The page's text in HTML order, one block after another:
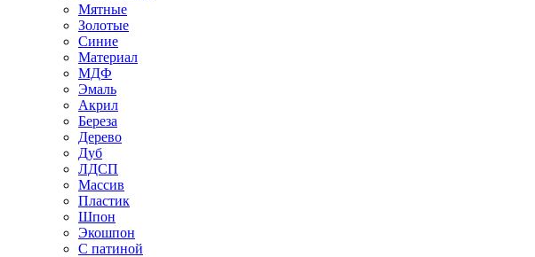
Мятные
Золотые
Синие
Материал
МДФ
Эмаль
Акрил
Береза
Дерево
Дуб
ЛДСП
Массив
Пластик
Шпон
Экошпон
С патиной